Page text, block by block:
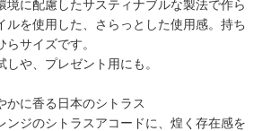
境に配慮したサスティナブルな製法で作ら
ルを使用した、さらっとした使用感。持ち
サイズです。
や、プレゼント用にも。
かに香る日本のシトラス
ンジのシトラスアコードに、煌く存在感を